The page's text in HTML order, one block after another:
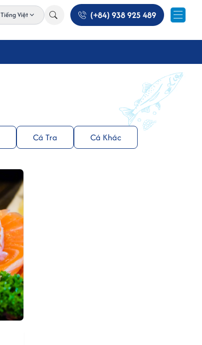
Tiếng Việt (+84) 938 925 489
Cá Tra Cá Khác